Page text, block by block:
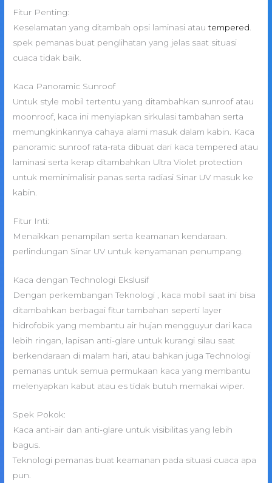
Fitur Penting:
Keselamatan yang ditambah opsi laminasi atautempered
spek pemanas buat penglihatan yang jelas saat situasi
cuaca tidak baik.
Kaca Panoramic Sunroof
Untuk style mobil tertentu yang ditambahkan sunroof atau
moonroof, kaca ini menyiapkan sirkulasi tambahan serta
memungkinkannya cahaya alami masuk dalam kabin. Kaca
panoramic sunroof rata-rata dibuat dari kaca tempered atau
laminasi serta kerap ditambahkan Ultra Violet protection
untuk meminimalisir panas serta radiasi Sinar UV masuk ke
kabin.
Fitur Inti:
Menaikkan penampilan serta keamanan kendaraan.
perlindungan Sinar UV untuk kenyamanan penumpang.
Kaca dengan Technologi Ekslusif
Dengan perkembangan Teknologi , kaca mobil saat ini bisa
ditambahkan berbagai fitur tambahan seperti layer
hidrofobik yang membantu air hujan mengguyur dari kaca
lebih ringan, lapisan anti-glare untuk kurangi silau saat
berkendaraan di malam hari, atau bahkan juga Technologi
pemanas untuk semua permukaan kaca yang membantu
melenyapkan kabut atau es tidak butuh memakai wiper.
Spek Pokok:
Kaca anti-air dan anti-glare untuk visibilitas yang lebih
bagus.
Teknologi pemanas buat keamanan pada situasi cuaca apa
pun.